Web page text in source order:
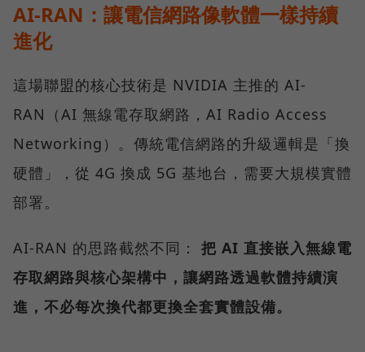
AI-RAN：讓電信網路像軟體一樣持續
進化
這場聯盟的核心技術是 NVIDIA 主推的 AI-
RAN（AI 無線電存取網路，AI Radio Access
Networking）。傳統電信網路的升級邏輯是「換
硬體」，從 4G 換成 5G 基地台，需要大規模實體
部署。
AI-RAN 的思路截然不同： 把 AI 直接嵌入無線電
存取網路與核心架構中，讓網路透過軟體持續演
進，不必每次換代都更換全套實體設備。